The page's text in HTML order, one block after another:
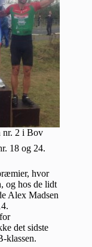
nr. 2 i Bov
18 og 24.
hvor
og hos de lidt
Alex Madsen
det sidste
klassen.